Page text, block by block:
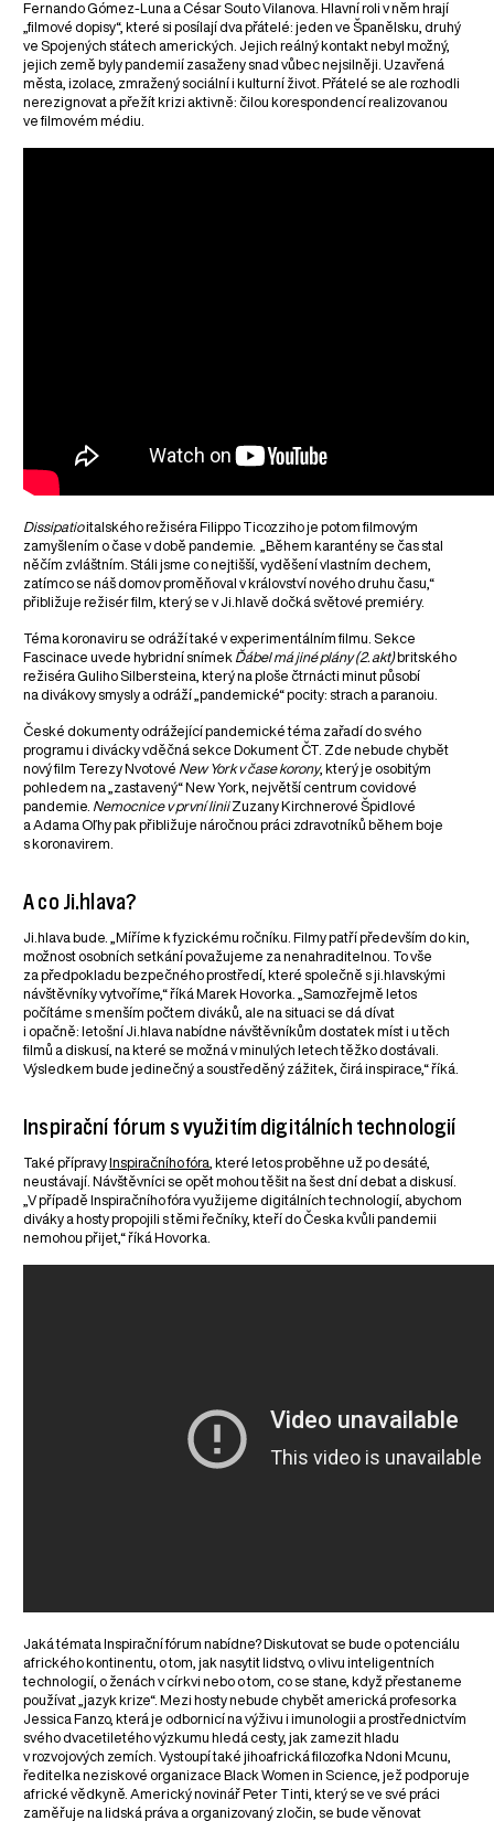
Fernando Gómez-Luna a César Souto Vilanova. Hlavní roli v něm hrají
„filmové dopisy“, které si posílají dva přátelé: jeden ve Španělsku, druhý
ve Spojených státech amerických. Jejich reálný kontakt nebyl možný,
jejich země byly pandemií zasaženy snad vůbec nejsilněji. Uzavřená
města, izolace, zmražený sociální i kulturní život. Přátelé se ale rozhodli
nerezignovat a přežít krizi aktivně: čilou korespondencí realizovanou
ve filmovém médiu.
Dissipatioitalského režiséra Filippo Ticozziho je potom filmovým
zamyšlením o čase v době pandemie. „Během karantény se čas stal
něčím zvláštním. Stáli jsme co nejtišší, vyděšení vlastním dechem,
zatímco se náš domov proměňoval v království nového druhu času,“
přibližuje režisér film, který se v Ji.hlavě dočká světové premiéry.
Téma koronaviru se odráží také v experimentálním filmu. Sekce
Fascinace uvede hybridní snímek Ďábel má jiné plány (2. akt)britského
režiséra Guliho Silbersteina, který na ploše čtrnácti minut působí
na divákovy smysly a odráží „pandemické“ pocity: strach a paranoiu.
České dokumenty odrážející pandemické téma zařadí do svého
programu i divácky vděčná sekce Dokument ČT. Zde nebude chybět
nový film Terezy Nvotové New York v čase korony, který je osobitým
pohledem na „zastavený“ New York, největší centrum covidové
pandemie. Nemocnice v první liniiZuzany Kirchnerové Špidlové
a Adama Oľhy pak přibližuje náročnou práci zdravotníků během boje
s koronavirem.
A co Ji.hlava?
Ji.hlava bude. „Míříme k fyzickému ročníku. Filmy patří především do kin,
možnost osobních setkání považujeme za nenahraditelnou. To vše
za předpokladu bezpečného prostředí, které společně s ji.hlavskými
návštěvníky vytvoříme,“ říká Marek Hovorka. „Samozřejmě letos
počítáme s menším počtem diváků, ale na situaci se dá dívat
i opačně: letošní Ji.hlava nabídne návštěvníkům dostatek míst i u těch
filmů a diskusí, na které se možná v minulých letech těžko dostávali.
Výsledkem bude jedinečný a soustředěný zážitek, čirá inspirace,“ říká.
Inspirační fórum s využitím digitálních technologií
Také přípravy Inspiračního fóra , které letos proběhne už po desáté,
neustávají. Návštěvníci se opět mohou těšit na šest dní debat a diskusí.
„V případě Inspiračního fóra využijeme digitálních technologií, abychom
diváky a hosty propojili s těmi řečníky, kteří do Česka kvůli pandemii
nemohou přijet,“ říká Hovorka.
Jaká témata Inspirační fórum nabídne? Diskutovat se bude o potenciálu
afrického kontinentu, o tom, jak nasytit lidstvo, o vlivu inteligentních
technologií, o ženách v církvi nebo o tom, co se stane, když přestaneme
používat „jazyk krize“. Mezi hosty nebude chybět americká profesorka
Jessica Fanzo, která je odbornicí na výživu i imunologii a prostřednictvím
svého dvacetiletého výzkumu hledá cesty, jak zamezit hladu
v rozvojových zemích. Vystoupí také jihoafrická filozofka Ndoni Mcunu,
ředitelka neziskové organizace Black Women in Science, jež podporuje
africké vědkyně. Americký novinář Peter Tinti, který se ve své práci
zaměřuje na lidská práva a organizovaný zločin, se bude věnovat